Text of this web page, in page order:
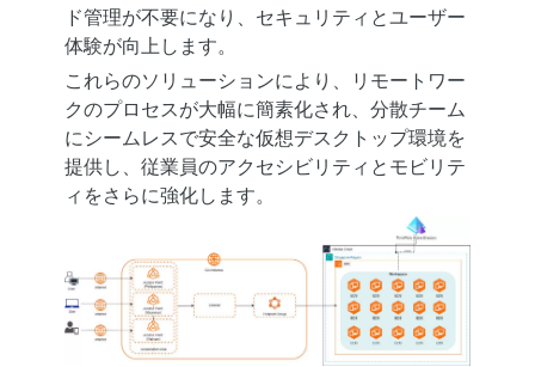
ド管理が不要になり、セキュリティとユーザー
体験が向上します。
これらのソリューションにより、リモートワー
クのプロセスが大幅に簡素化され、分散チーム
にシームレスで安全な仮想デスクトップ環境を
提供し、従業員のアクセシビリティとモビリテ
ィをさらに強化します。